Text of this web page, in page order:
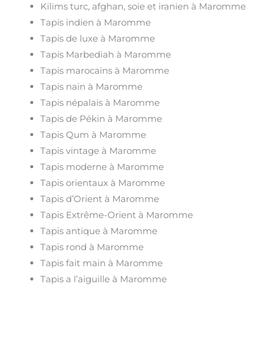
Kilims turc, afghan, soie et iranien à Maromme
Tapis indien à Maromme
Tapis de luxe à Maromme
Tapis Marbediah à Maromme
Tapis marocains à Maromme
Tapis nain à Maromme
Tapis népalais à Maromme
Tapis de Pékin à Maromme
Tapis Qum à Maromme
Tapis vintage à Maromme
Tapis moderne à Maromme
Tapis orientaux à Maromme
Tapis d’Orient à Maromme
Tapis Extrême-Orient à Maromme
Tapis antique à Maromme
Tapis rond à Maromme
Tapis fait main à Maromme
Tapis a l’aiguille à Maromme